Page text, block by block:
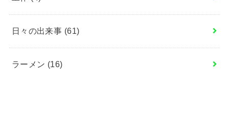
日々の出来事 (61)
ラーメン (16)